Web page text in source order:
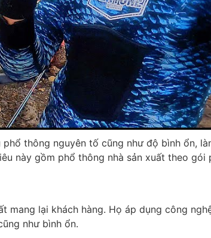
thông nguyên tố cũng như độ bình ổn,
này gồm phổ thông nhà sản xuất theo gói
lại khách hàng. Họ áp dụng công
như bình ổn.